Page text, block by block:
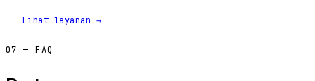
Lihat layanan →
07 — FAQ